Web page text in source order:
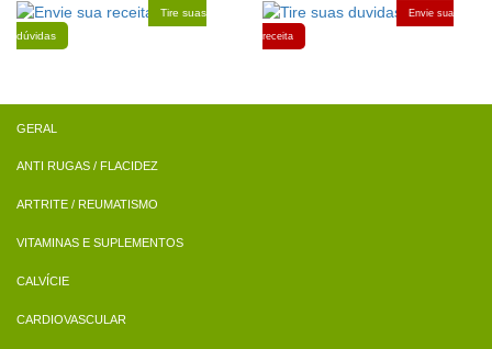
Tire suas
dúvidas
Envie sua
receita
ANTI RUGAS / FLACIDEZ
ARTRITE / REUMATISMO
VITAMINAS E SUPLEMENTOS
CALVÍCIE
CARDIOVASCULAR